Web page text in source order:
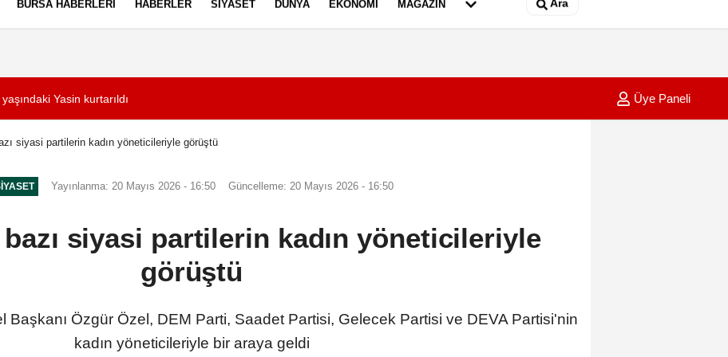
BURSA HABERLERI HABERLER SIYASET DÜNYA EKONOMI MAGAZIN Ara
Yasin kurtarıldı 12:12
Üye Paneli
siyasi partilerin kadın yöneticileriyle görüştü
Yayınlanma: 20 Mayıs 2026 - 16:50 Güncelleme: 20 Mayıs 2026 - 16:50
siyasi partilerin kadın yöneticileriyle
görüştü
Başkanı Özgür Özel, DEM Parti, Saadet Partisi, Gelecek Partisi ve DEVA Partisi'nin
kadın yöneticileriyle bir araya geldi